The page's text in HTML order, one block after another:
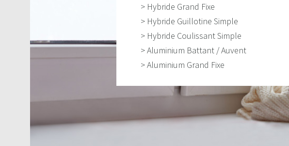
> Hybride Grand Fixe
> Hybride Guillotine Simple
> Hybride Coulissant Simple
> Aluminium Battant / Auvent
> Aluminium Grand Fixe